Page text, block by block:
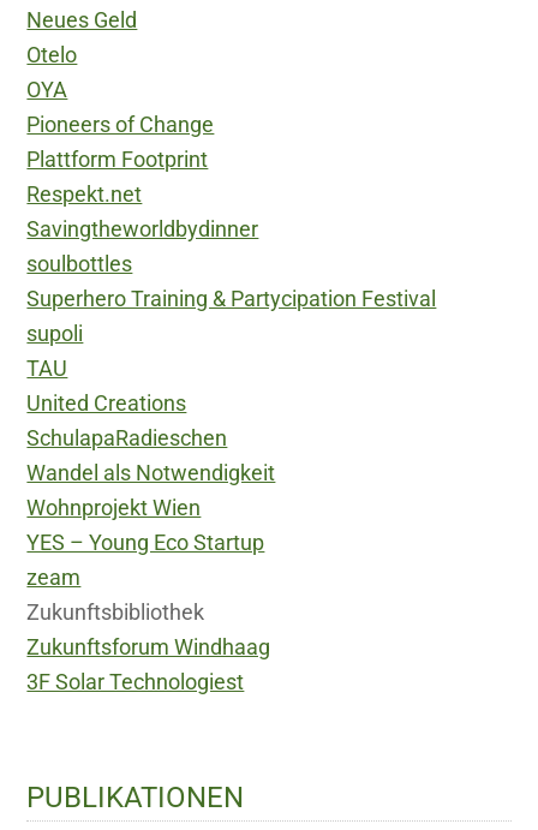
Neues Geld
Otelo
OYA
Pioneers of Change
Plattform Footprint
Respekt.net
Savingtheworldbydinner
soulbottles
Superhero Training & Partycipation Festival
supoli
TAU
United Creations
SchulapaRadieschen
Wandel als Notwendigkeit
Wohnprojekt Wien
YES – Young Eco Startup
zeam
Zukunftsbibliothek
Zukunftsforum Windhaag
3F Solar Technologiest
Haupt-
Sidebar
PUBLIKATIONEN